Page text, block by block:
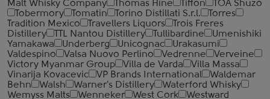
Malt Whisky Company
Thomas Hine Tiffon
TOA Shuzo
Tobermory
Tomatin Torino Distillati S.r.l.
Torres
Tradition Mexico
Travellers Liquors
Trois Freres
Distillery
TTL Nantou Distillery Tullibardine
Umenishiki
Yamakawa
Underberg Unicognac
Urakasumi
Valdespino
Valsa Nuovo Perlino Vedrenne
Verveine
Victory Myanmar Group
Villa de Varda
Villa Massa
Vinarija Kovacevic
VP Brands International
Waldemar
Behn
Walsh Warner's Distillery
Waterford Whisky
Wemyss Malts
Wenneker West Cork Westward